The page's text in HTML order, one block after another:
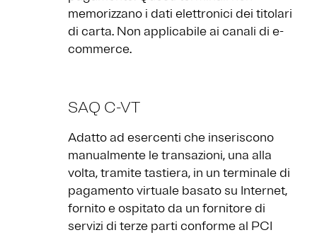
memorizzano i dati elettronici dei titolari
di carta. Non applicabile ai canali di e-
commerce.
SAQ C-VT
Adatto ad esercenti che inseriscono
manualmente le transazioni, una alla
volta, tramite tastiera, in un terminale di
pagamento virtuale basato su Internet,
fornito e ospitato da un fornitore di
servizi di terze parti conforme al PCI